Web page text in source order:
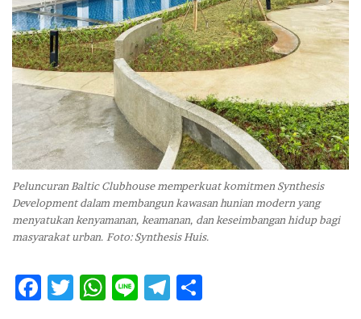
Peluncuran Baltic Clubhouse memperkuat komitmen Synthesis
Development dalam membangun kawasan hunian modern yang
menyatukan kenyamanan, keamanan, dan keseimbangan hidup bagi
masyarakat urban. Foto: Synthesis Huis.
F
T
W Li T